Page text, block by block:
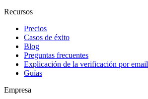
Recursos
Precios
Casos de éxito
Blog
Preguntas frecuentes
Explicación de la verificación por email
Guías
Empresa